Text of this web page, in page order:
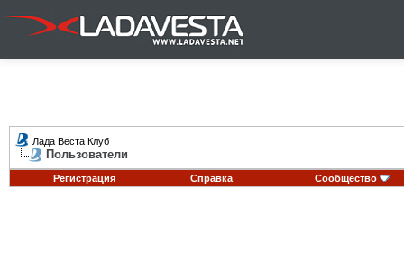
Лада Веста Клуб
Пользователи
Регистрация Справка Сообщество